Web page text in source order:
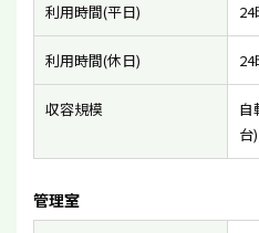
利用時間(平日) 24
利用時間(休日) 24
収容規模
自
台)
管理室